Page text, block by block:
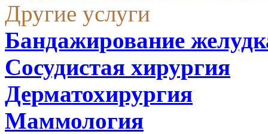
Другие услуги
Бандажирование
Сосудистая хирургия
Дерматохирургия
Маммология